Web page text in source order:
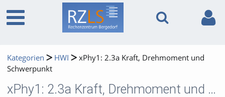
Kategorien HWI
xPhy1: 2.3a Kraft, Drehmoment und
Schwerpunkt
xPhy1: 2.3a Kraft, Drehmoment und Schwerpunkt